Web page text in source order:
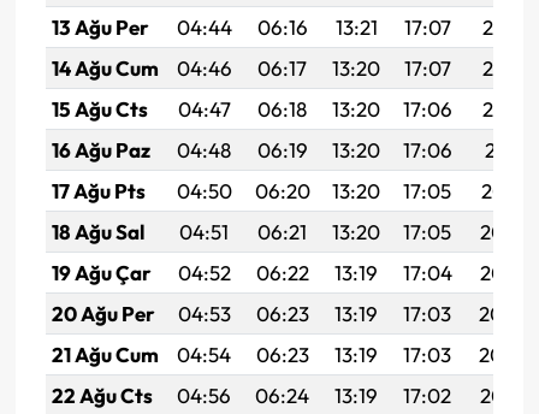
13 Ağu Per
04:44 06:16 13:21 17:07
20:15
14 Ağu Cum
04:46 06:17 13:20 17:07
20:13
15 Ağu Cts
04:47 06:18 13:20 17:06
20:12
16 Ağu Paz
04:48 06:19 13:20 17:06
20:11
17 Ağu Pts
04:50 06:20 13:20 17:05
20:10
18 Ağu Sal
04:51 06:21 13:20 17:05
20:08
19 Ağu Çar
04:52 06:22 13:19 17:04
20:07
20 Ağu Per
04:53 06:23 13:19 17:03
20:06
21 Ağu Cum
04:54 06:23 13:19 17:03
20:04
22 Ağu Cts
04:56 06:24 13:19 17:02
20:03